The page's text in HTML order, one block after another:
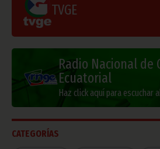
TVGE
Radio Nacional de
Ecuatorial
Haz click aquí para escuchar
CATEGORÍAS